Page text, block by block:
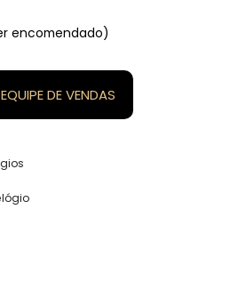
encomendado)
DE VENDAS